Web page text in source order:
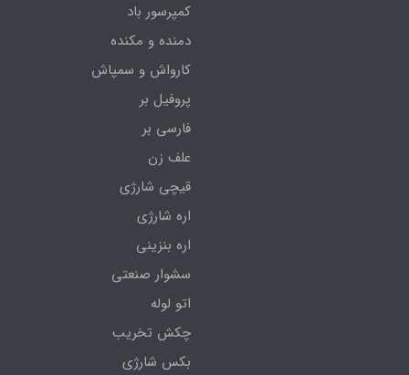
کمپرسور باد
دمنده و مکنده
کارواش و سمپاش
پروفیل بر
فارسی بر
علف زن
قیچی شارژی
اره شارژی
اره بنزینی
سشوار صنعتی
اتو لوله
چکش تخریب
بکس شارژی